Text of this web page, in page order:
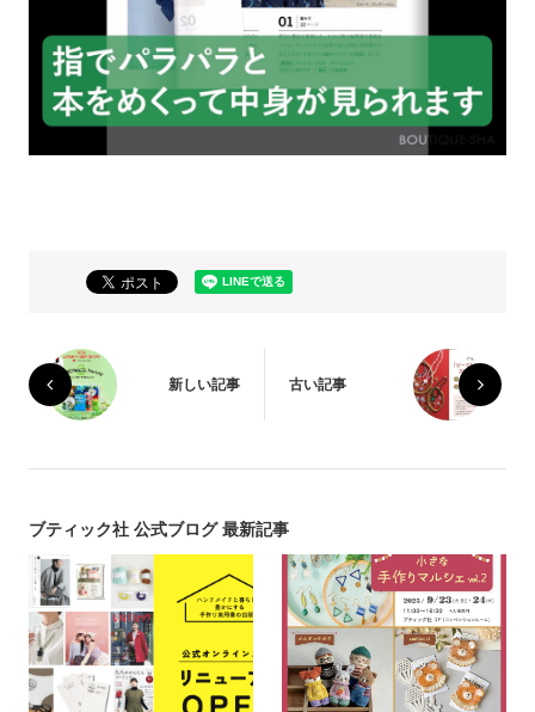
新しい記事 古い記事
ブティック社 公式ブログ 最新記事